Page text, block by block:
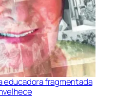
educadora fragmentada